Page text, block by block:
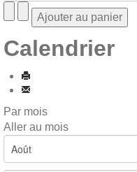
Calendrier
Par mois
Aller au mois